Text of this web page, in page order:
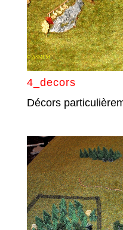
4_decors
Décors